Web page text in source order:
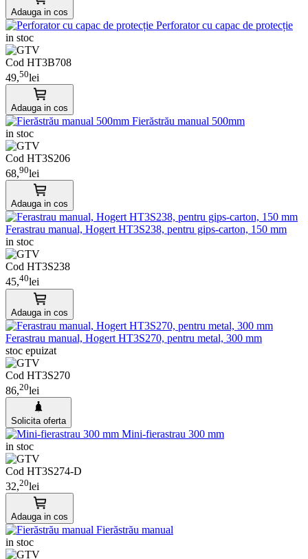
Adauga in cos
Perforator cu capac de protecție
in stoc
Cod HT3B708
49,50lei
Adauga in cos
Fierăstrău manual 500mm
in stoc
Cod HT3S206
68,90lei
Adauga in cos
Ferastrau manual, Hogert HT3S238, pentru gips-carton, 150 mm
in stoc
Cod HT3S238
45,40lei
Adauga in cos
Ferastrau manual, Hogert HT3S270, pentru metal, 300 mm
stoc epuizat
Cod HT3S270
86,20lei
Solicita oferta
Mini-fierastrau 300 mm
in stoc
Cod HT3S274-D
32,20lei
Adauga in cos
Fierăstrău manual
in stoc